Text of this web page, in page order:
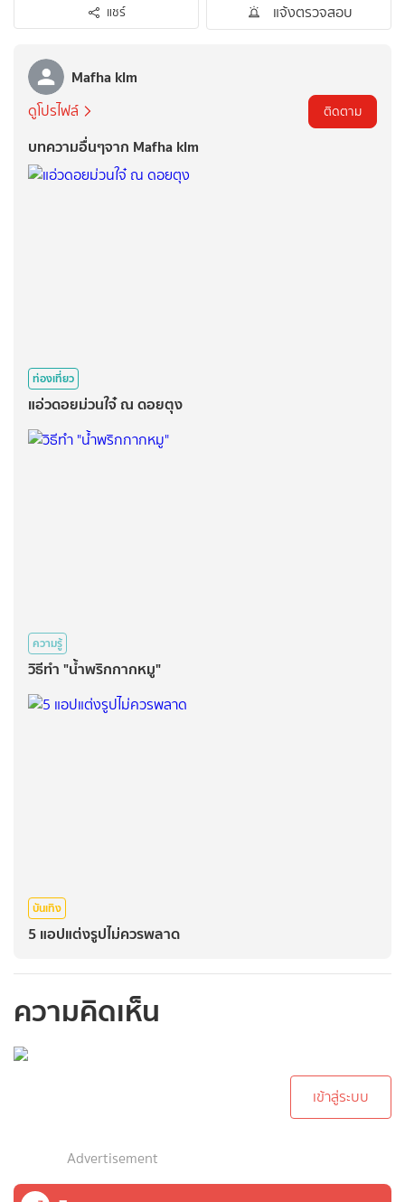
แชร์ แจ้งตรวจสอบ
Mafha klm
ดูโปรไฟล์ ติดตาม
บทความอื่นๆจาก Mafha klm
ท่องเที่ยว
แอ่วดอยม่วนใจ๋ ณ ดอยตุง
ความรู้
วิธีทำ "น้ำพริกกากหมู"
บันเทิง
5 แอปแต่งรูปไม่ควรพลาด
ความคิดเห็น
เข้าสู่ระบบ
Advertisement